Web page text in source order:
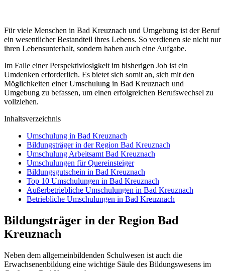
Für viele Menschen in Bad Kreuznach und Umgebung ist der Beruf
ein wesentlicher Bestandteil ihres Lebens. So verdienen sie nicht nur
ihren Lebensunterhalt, sondern haben auch eine Aufgabe.
Im Falle einer Perspektivlosigkeit im bisherigen Job ist ein
Umdenken erforderlich. Es bietet sich somit an, sich mit den
Möglichkeiten einer Umschulung in Bad Kreuznach und
Umgebung zu befassen, um einen erfolgreichen Berufswechsel zu
vollziehen.
Inhaltsverzeichnis
Umschulung in Bad Kreuznach
Bildungsträger in der Region Bad Kreuznach
Umschulung Arbeitsamt Bad Kreuznach
Umschulungen für Quereinsteiger
Bildungsgutschein in Bad Kreuznach
Top 10 Umschulungen in Bad Kreuznach
Außerbetriebliche Umschulungen in Bad Kreuznach
Betriebliche Umschulungen in Bad Kreuznach
Bildungsträger in der Region Bad
Kreuznach
Neben dem allgemeinbildenden Schulwesen ist auch die
Erwachsenenbildung eine wichtige Säule des Bildungswesens im